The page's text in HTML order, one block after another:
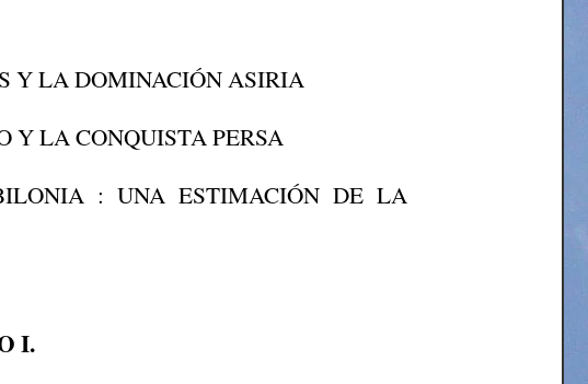
Y LA DOMINACIÓN ASIRIA
Y LA CONQUISTA PERSA
: UNA ESTIMACIÓN DE LA
I.